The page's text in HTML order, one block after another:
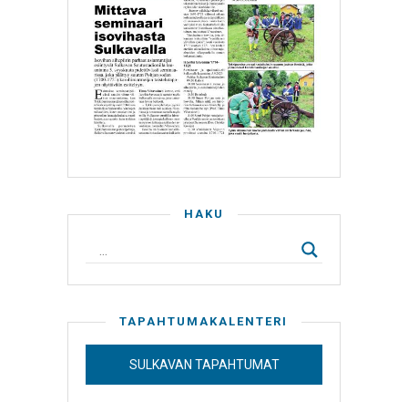
HAKU
TAPAHTUMAKALENTERI
SULKAVAN TAPAHTUMAT